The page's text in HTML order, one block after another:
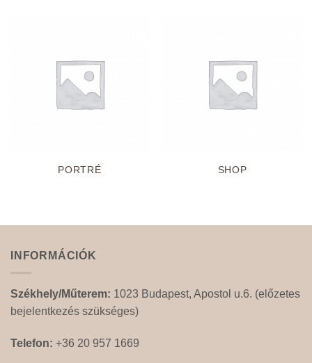
PORTRÉ SHOP
INFORMÁCIÓK
Székhely/Műterem: 1023 Budapest, Apostol u.6. (előzetes
bejelentkezés szükséges)
Telefon: +36 20 957 1669